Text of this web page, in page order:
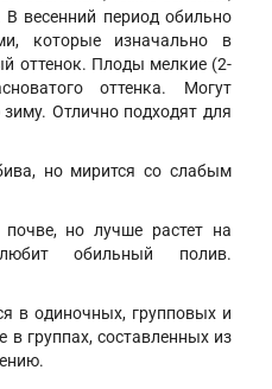
В весенний период обильно
которые изначально в
оттенок. Плоды мелкие (2-
оттенка. Могут
Отлично подходят для
но мирится со слабым
почве, но лучше растет на
обильный полив.
в одиночных, групповых и
в группах, составленных из